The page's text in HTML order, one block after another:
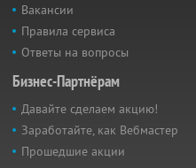
Вакансии
Правила сервиса
Ответы на вопросы
Бизнес-Партнёрам
Давайте сделаем акцию!
Заработайте, как Вебмастер
Прошедшие акции